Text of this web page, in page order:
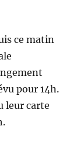
ce matin
pour 14h.
leur carte